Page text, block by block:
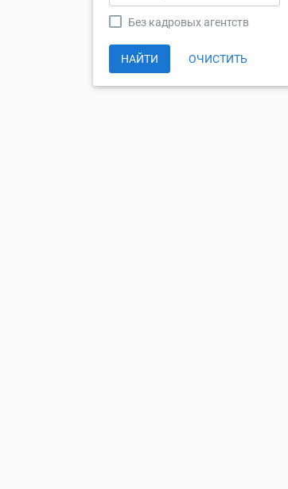
Без кадровых агентств
НАЙТИ ОЧИСТИТЬ